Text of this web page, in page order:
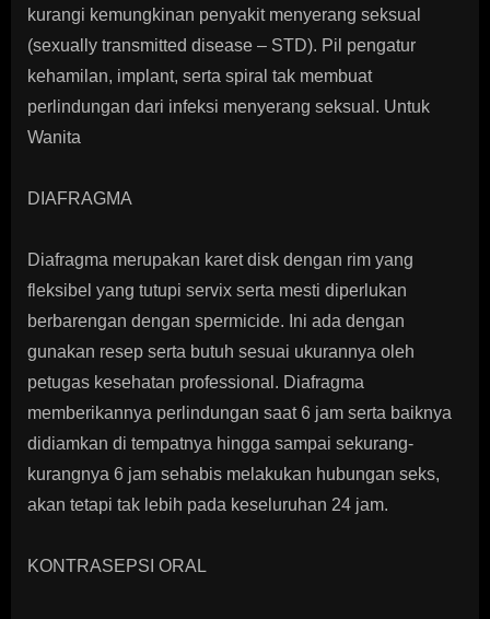
kurangi kemungkinan penyakit menyerang seksual
(sexually transmitted disease – STD). Pil pengatur
kehamilan, implant, serta spiral tak membuat
perlindungan dari infeksi menyerang seksual. Untuk
Wanita
DIAFRAGMA
Diafragma merupakan karet disk dengan rim yang
fleksibel yang tutupi servix serta mesti diperlukan
berbarengan dengan spermicide. Ini ada dengan
gunakan resep serta butuh sesuai ukurannya oleh
petugas kesehatan professional. Diafragma
memberikannya perlindungan saat 6 jam serta baiknya
didiamkan di tempatnya hingga sampai sekurang-
kurangnya 6 jam sehabis melakukan hubungan seks,
akan tetapi tak lebih pada keseluruhan 24 jam.
KONTRASEPSI ORAL